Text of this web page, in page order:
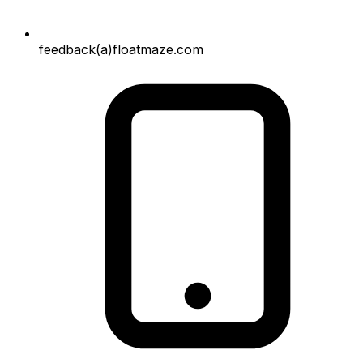
feedback(a)floatmaze.com